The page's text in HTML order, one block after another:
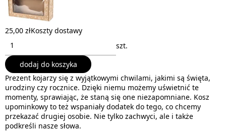
25,00 złKoszty dostawy
szt.
dodaj do koszyka
Prezent kojarzy się z wyjątkowymi chwilami, jakimi są święta,
urodziny czy rocznice. Dzięki niemu możemy uświetnić te
momenty, sprawiając, że staną się one niezapomniane. Kosz
upominkowy to też wspaniały dodatek do tego, co chcemy
przekazać drugiej osobie. Nie tylko zachwyci, ale i także
podkreśli nasze słowa.